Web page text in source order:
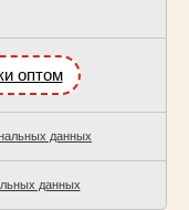
оптом
данных
данных